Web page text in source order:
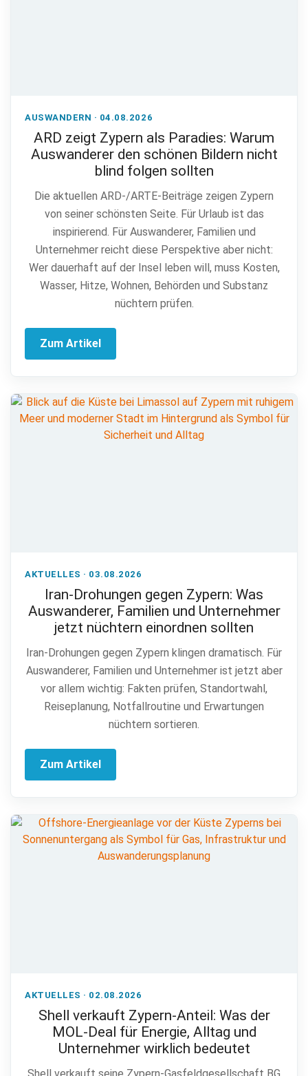
AUSWANDERN · 04.08.2026
ARD zeigt Zypern als Paradies: Warum
Auswanderer den schönen Bildern nicht
blind folgen sollten
Die aktuellen ARD-/ARTE-Beiträge zeigen Zypern
von seiner schönsten Seite. Für Urlaub ist das
inspirierend. Für Auswanderer, Familien und
Unternehmer reicht diese Perspektive aber nicht:
Wer dauerhaft auf der Insel leben will, muss Kosten,
Wasser, Hitze, Wohnen, Behörden und Substanz
nüchtern prüfen.
Zum Artikel
AKTUELLES · 03.08.2026
Iran-Drohungen gegen Zypern: Was
Auswanderer, Familien und Unternehmer
jetzt nüchtern einordnen sollten
Iran-Drohungen gegen Zypern klingen dramatisch. Für
Auswanderer, Familien und Unternehmer ist jetzt aber
vor allem wichtig: Fakten prüfen, Standortwahl,
Reiseplanung, Notfallroutine und Erwartungen
nüchtern sortieren.
Zum Artikel
AKTUELLES · 02.08.2026
Shell verkauft Zypern-Anteil: Was der
MOL-Deal für Energie, Alltag und
Unternehmer wirklich bedeutet